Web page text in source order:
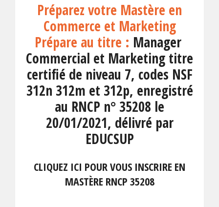
Préparez votre Mastère en
Commerce et Marketing
Prépare au titre : Manager
Commercial et Marketing titre
certifié de niveau 7, codes NSF
312n 312m et 312p, enregistré
au RNCP n° 35208 le
20/01/2021, délivré par
EDUCSUP
CLIQUEZ ICI POUR VOUS INSCRIRE EN
MASTÈRE RNCP 35208